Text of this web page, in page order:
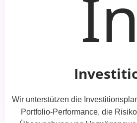
Wir unterstützen die
Portfolio-Performance, die